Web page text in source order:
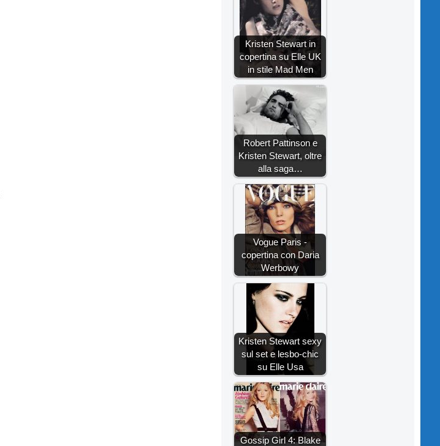
Kristen Stewart in
copertina su Elle UK
in stile Mad Men
Robert Pattinson e
Kristen Stewart, oltre
alla saga…
Vogue Paris -
copertina con Daria
Werbowy
Kristen Stewart sexy
sul set e lesbo-chic
su Elle Usa
Gossip Girl 4: Blake